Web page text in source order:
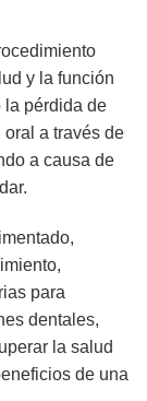
y la función
la pérdida de
a través de
a causa de
para
dentales,
la salud
de una